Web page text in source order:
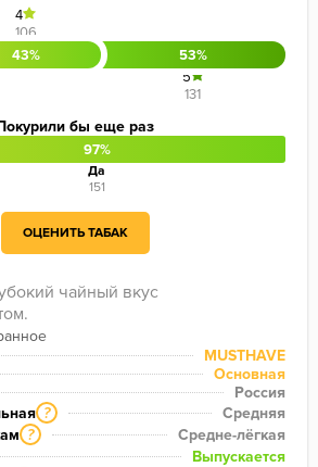
чайный вкус
MUSTHAVE
Основная
Россия
?
Средняя
?
Средне-лёгкая
Выпускается
43%
4
106
53%
5
131
бы еще раз
97%
Да
151
ОЦЕНИТЬ ТАБАК